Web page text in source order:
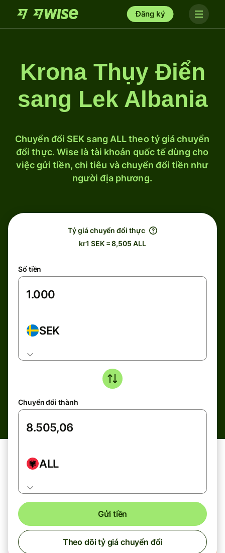
Đăng ký
Krona Thụy Điển
sang Lek Albania
Chuyển đổi SEK sang ALL theo tỷ giá chuyển
đổi thực. Wise là tài khoản quốc tế dùng cho
việc gửi tiền, chi tiêu và chuyển đổi tiền như
người địa phương.
Tỷ giá chuyển đổi thực
kr1 SEK = 8,505 ALL
Số tiền
SEK
Chuyển đổi thành
ALL
Gửi tiền
Theo dõi tỷ giá chuyển đổi